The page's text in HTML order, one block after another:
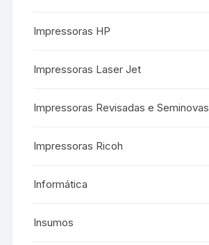
Impressoras HP
Impressoras Laser Jet
Impressoras Revisadas e Seminovas
Impressoras Ricoh
Informática
Insumos